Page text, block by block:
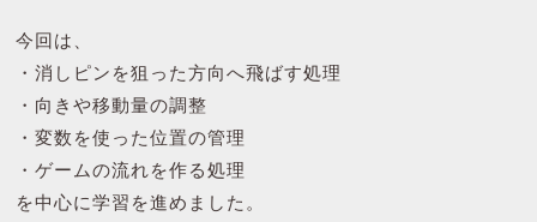
今回は、
・消しピンを狙った方向へ飛ばす処理
・向きや移動量の調整
・変数を使った位置の管理
・ゲームの流れを作る処理
を中心に学習を進めました。